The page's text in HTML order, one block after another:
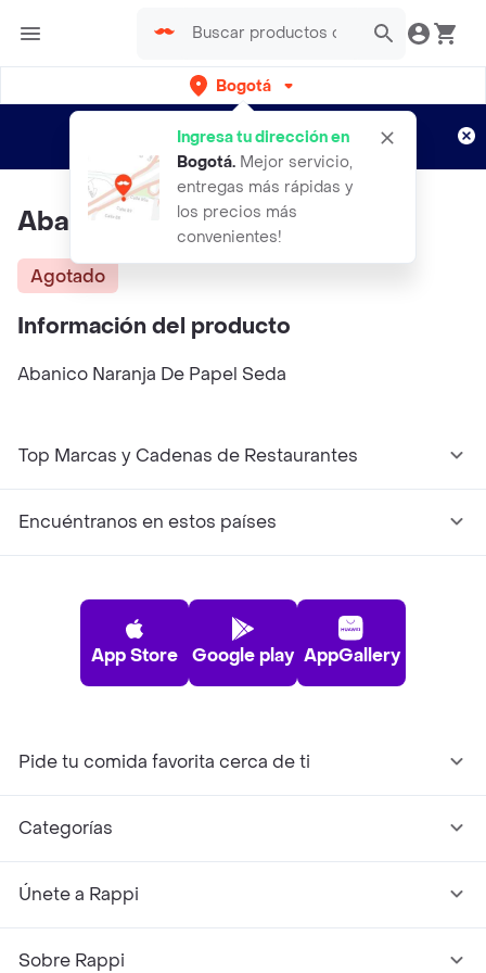
Bogotá
Ingresa tu dirección en
Bogotá. Mejor servicio,
entregas más rápidas y
los precios más
convenientes!
envíos gratis por semanas
Aplican TyC
Abanico Naranja
Agotado
Información del producto
Abanico Naranja De Papel Seda
Top Marcas y Cadenas de Restaurantes
Encuéntranos en estos países
App Store Google play AppGallery
Pide tu comida favorita cerca de ti
Categorías
Únete a Rappi
Sobre Rappi